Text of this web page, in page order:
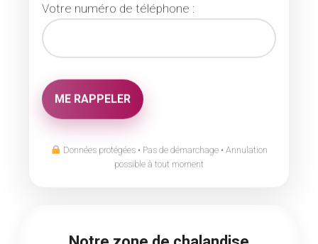
Votre numéro de téléphone :
Données protégées • Pas de démarchage • Annulation
possible à tout moment